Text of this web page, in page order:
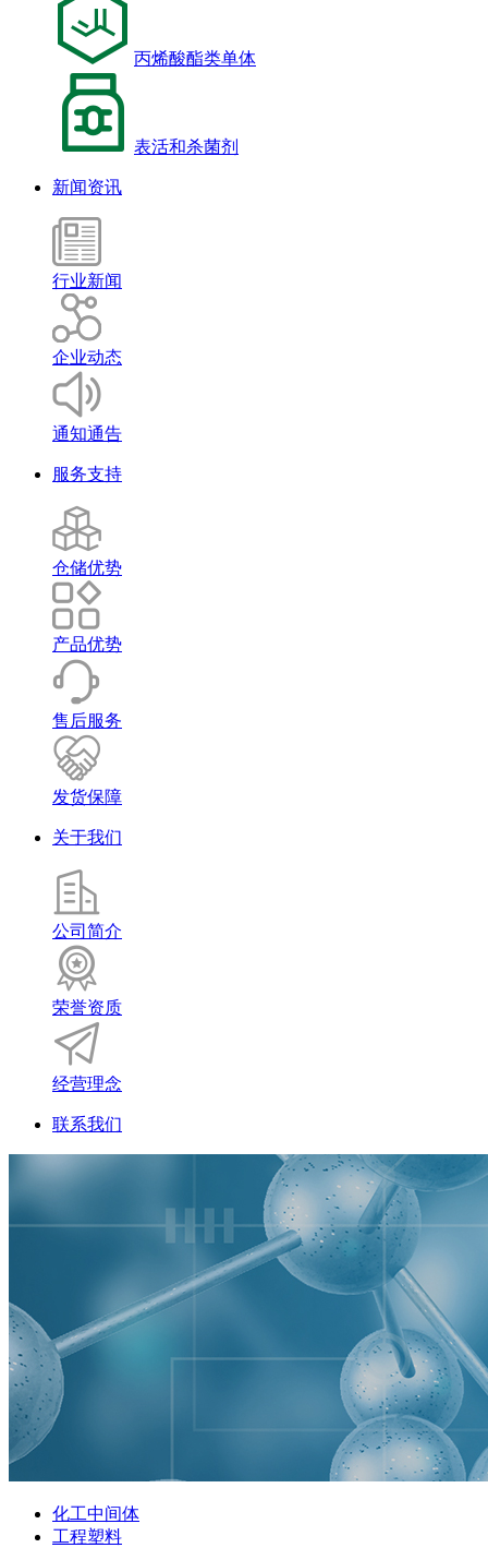
丙烯酸酯类单体
表活和杀菌剂
新闻资讯
行业新闻
企业动态
通知通告
服务支持
仓储优势
产品优势
售后服务
发货保障
关于我们
公司简介
荣誉资质
经营理念
联系我们
化工中间体
工程塑料